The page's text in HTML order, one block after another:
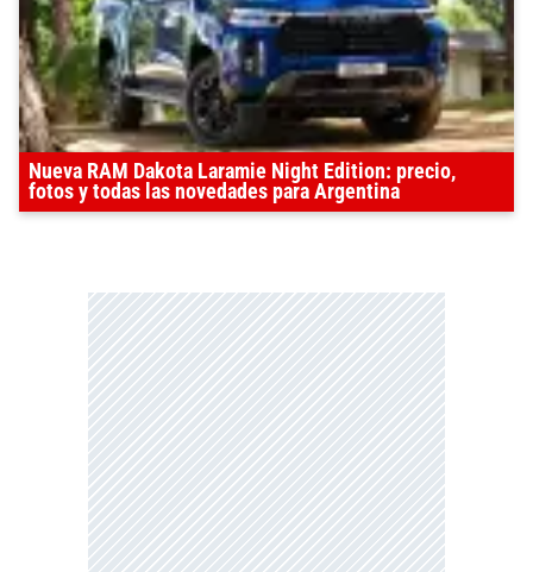
Nueva RAM Dakota Laramie Night Edition: precio,
fotos y todas las novedades para Argentina